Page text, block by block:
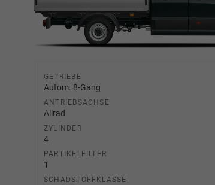
GETRIEBE
Autom. 8-Gang
ANTRIEBSACHSE
Allrad
ZYLINDER
4
PARTIKELFILTER
1
SCHADSTOFFKLASSE